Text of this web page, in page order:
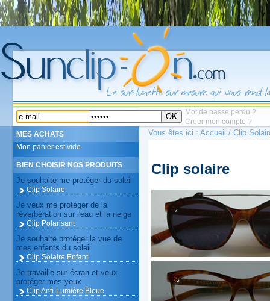
OK
Mot de passe perdu ?
Creer mon compte ?
MES ACHATS
Mon panier est vide
BIEN CHOISIR NOS PRODUITS
Je souhaite me protéger du soleil
Clip Solaire
Je veux me protéger de la
réverbération sur l'eau et la neige
Clip Polarisant
Je souhaite protéger la vue de
mes enfants du soleil
Clip Solaire Enfant
Je travaille sur écran et veux
protéger mes yeux
Clip Anti-Lumière Bleue
Vous êtes ici : Accueil / Clip
Clip solaire